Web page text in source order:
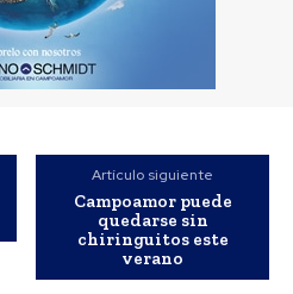
Artículo siguiente
Campoamor puede
quedarse sin
chiringuitos este
verano